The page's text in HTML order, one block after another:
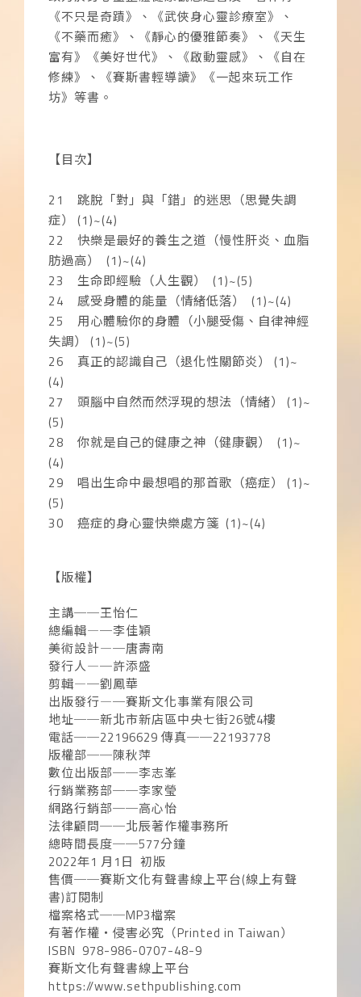
《不只是奇蹟》、《武俠身心靈診療室》、
《不藥而癒》、《靜心的優雅節奏》、《天生
富有》《美好世代》、《啟動靈感》、《自在
修練》、《賽斯書輕導讀》《一起來玩工作
坊》等書。
【目次】
21 跳脫「對」與「錯」的迷思（思覺失調
症）
(1)~(4)
22 快樂是最好的養生之道（慢性肝炎、血脂
肪過高）
(1)~(4)
23 生命即經驗（人生觀）
(1)~(5)
24 感受身體的能量（情緒低落）
(1)~(4)
25 用心體驗你的身體（小腿受傷、自律神經
失調）
(1)~(5)
26 真正的認識自己（退化性關節炎）
(1)~
(4)
27 頭腦中自然而然浮現的想法（情緒）
(1)~
(5)
28 你就是自己的健康之神（健康觀）
(1)~
(4)
29 唱出生命中最想唱的那首歌（癌症）
(1)~
(5)
30 癌症的身心靈快樂處方箋 (1)~(4)
【版權】
主講──王怡仁
總編輯―─李佳穎
美術設計―─唐壽南
發行人―─許添盛
剪輯―─劉鳳華
出版發行―─賽斯文化事業有限公司
地址──新北市新店區中央七街26號4樓
電話──22196629 傳真──22193778
版權部──陳秋萍
數位出版部──李志峯
行銷業務部──李家瑩
網路行銷部──高心怡
法律顧問──北辰著作權事務所
總時間長度──577分鐘
2022年1 月1日 初版
售價──賽斯文化有聲書線上平台(線上有聲
書)訂閱制
檔案格式──MP3檔案
有著作權‧侵害必究（Printed in Taiwan）
ISBN 978-986-0707-48-9
賽斯文化有聲書線上平台
https://www.sethpublishing.com